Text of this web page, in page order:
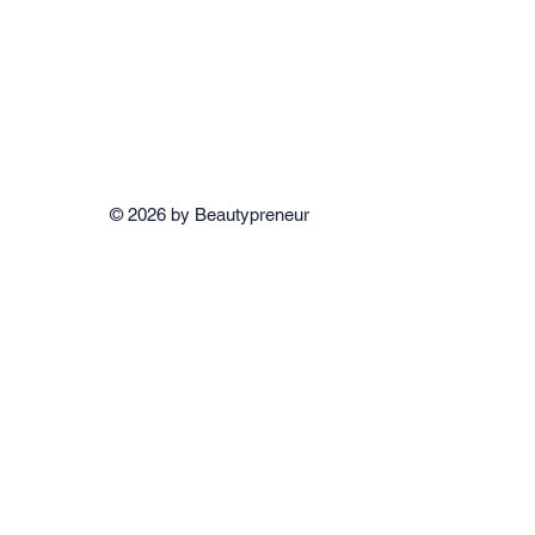
© 2026 by Beautypreneur